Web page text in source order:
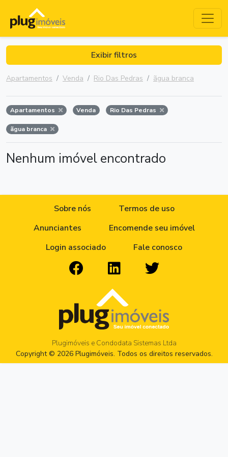
Exibir filtros
Apartamentos Venda Rio Das Pedras ãgua branca
Apartamentos Venda Rio Das Pedras
ãgua branca
Nenhum imóvel encontrado
Sobre nós
Termos de uso
Anunciantes
Encomende seu imóvel
Login associado
Fale conosco
Plugimóveis e Condodata Sistemas Ltda
Copyright © 2026 Plugimóveis. Todos os direitos reservados.